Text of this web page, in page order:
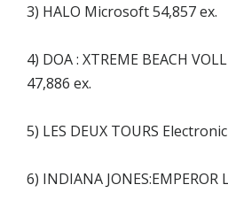
3) HALO Microsoft 54,857 ex.
4) DOA : XTREME BEACH
47,886 ex.
5) LES DEUX TOURS
6) INDIANA